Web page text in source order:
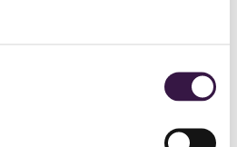
i 2025 kjem så fort dei er